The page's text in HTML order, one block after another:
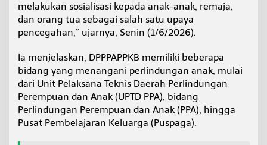
melakukan sosialisasi kepada anak-anak, remaja,
dan orang tua sebagai salah satu upaya
pencegahan,” ujarnya, Senin (1/6/2026).
Ia menjelaskan, DPPPAPPKB memiliki beberapa
bidang yang menangani perlindungan anak, mulai
dari Unit Pelaksana Teknis Daerah Perlindungan
Perempuan dan Anak (UPTD PPA), bidang
Perlindungan Perempuan dan Anak (PPA), hingga
Pusat Pembelajaran Keluarga (Puspaga).